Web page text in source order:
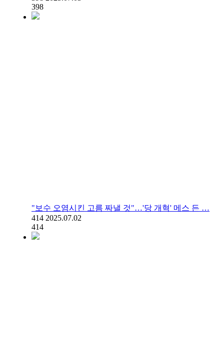
398
"보수 오염시킨 고름 짜낼 것"…'당 개혁' 메스 든 …
414 2025.07.02
414